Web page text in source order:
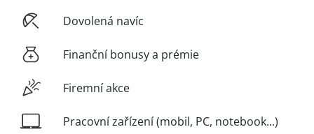
Dovolená navíc
Finanční bonusy a prémie
Firemní akce
Pracovní zařízení (mobil, PC, notebook...)